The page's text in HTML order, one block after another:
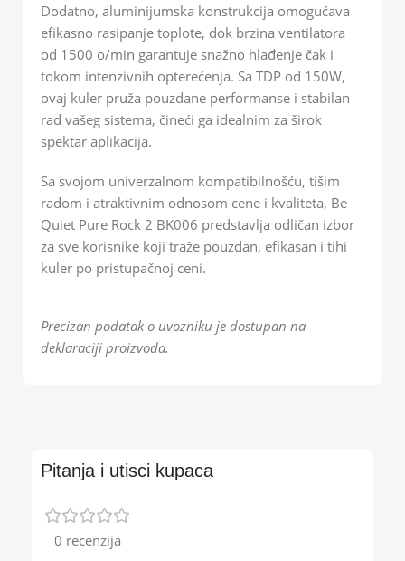
Dodatno, aluminijumska konstrukcija omogućava
efikasno rasipanje toplote, dok brzina ventilatora
od 1500 o/min garantuje snažno hlađenje čak i
tokom intenzivnih opterećenja. Sa TDP od 150W,
ovaj kuler pruža pouzdane performanse i stabilan
rad vašeg sistema, čineći ga idealnim za širok
spektar aplikacija.
Sa svojom univerzalnom kompatibilnošću, tišim
radom i atraktivnim odnosom cene i kvaliteta, Be
Quiet Pure Rock 2 BK006 predstavlja odličan izbor
za sve korisnike koji traže pouzdan, efikasan i tihi
kuler po pristupačnoj ceni.
Precizan podatak o uvozniku je dostupan na
deklaraciji proizvoda.
Pitanja i utisci kupaca
0 recenzija